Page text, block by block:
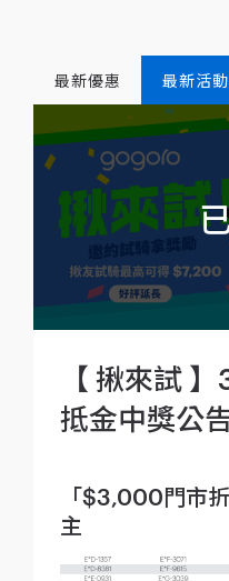
最新優惠 最新活動
【 揪來試
抵金中獎公
「$3,000門市
主